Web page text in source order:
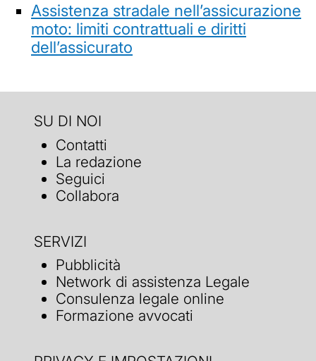
Assistenza stradale nell’assicurazione
moto: limiti contrattuali e diritti
dell’assicurato
SU DI NOI
Contatti
La redazione
Seguici
Collabora
SERVIZI
Pubblicità
Network di assistenza Legale
Consulenza legale online
Formazione avvocati